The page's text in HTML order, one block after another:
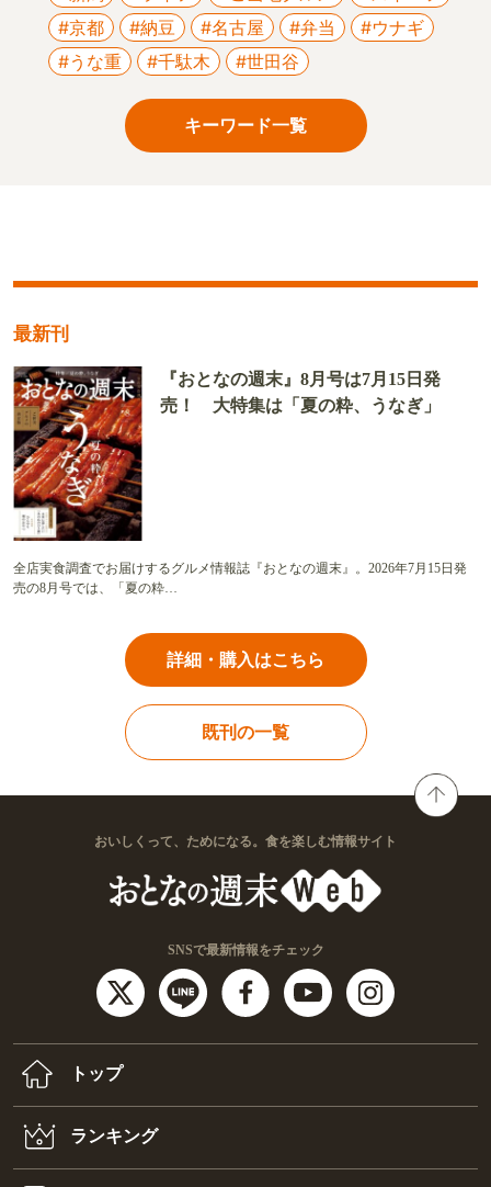
#京都
#納豆 #名古屋 #弁当
#ウナギ
#うな重
#千駄木 #世田谷
キーワード一覧
最新刊
『おとなの週末』8月号は7月15日発
売！ 大特集は「夏の粋、うなぎ」
全店実食調査でお届けするグルメ情報誌『おとなの週末』。2026年7月15日発
売の8月号では、「夏の粋…
詳細・購入はこちら
既刊の一覧
おいしくって、ためになる。食を楽しむ情報サイト
SNSで最新情報をチェック
トップ
ランキング